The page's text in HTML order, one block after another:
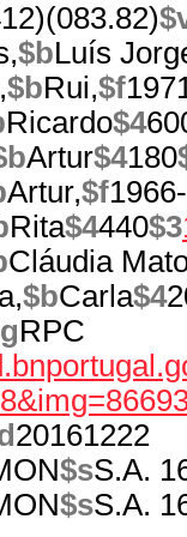
$bLuís
$bRui,$f
Ricardo$4
Artur$4180
Artur,$f1966-
Rita$4440$3
Cláudia
$bCarla$4
RPC
20161222
$sS.A.
$sS.A.